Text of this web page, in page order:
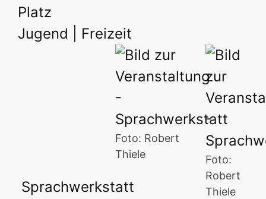
Platz
Jugend | Freizeit
Foto:
Robert
Thiele
Foto: Robert
Thiele
Sprachwerkstatt